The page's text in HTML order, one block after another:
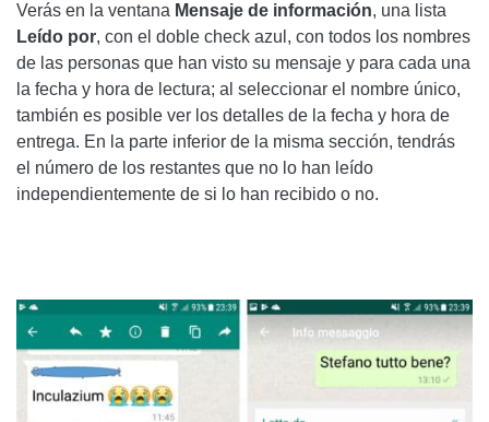
Verás en la ventana Mensaje de información, una lista
Leído por, con el doble check azul, con todos los nombres
de las personas que han visto su mensaje y para cada una
la fecha y hora de lectura; al seleccionar el nombre único,
también es posible ver los detalles de la fecha y hora de
entrega. En la parte inferior de la misma sección, tendrás
el número de los restantes que no lo han leído
independientemente de si lo han recibido o no.